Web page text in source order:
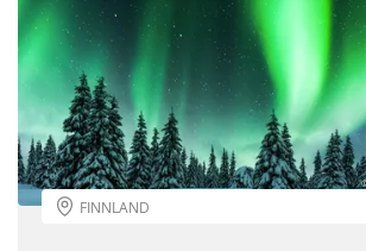
Facebook
Twitter
WhatsApp
FINNLAND